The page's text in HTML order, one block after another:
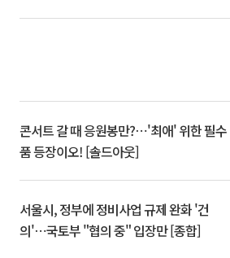
콘서트 갈 때 응원봉만?⋯'최애' 위한 필수
품 등장이오! [솔드아웃]
서울시, 정부에 정비사업 규제 완화 '건
의'⋯국토부 "협의 중" 입장만 [종합]